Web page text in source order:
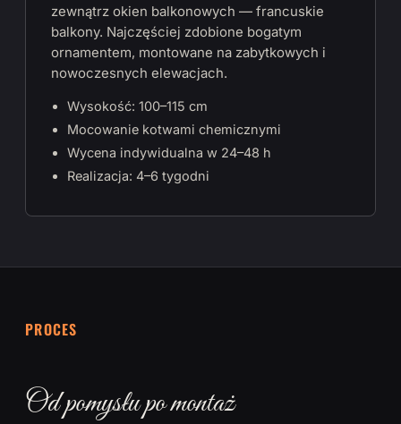
zewnątrz okien balkonowych — francuskie
balkony. Najczęściej zdobione bogatym
ornamentem, montowane na zabytkowych i
nowoczesnych elewacjach.
Wysokość: 100–115 cm
Mocowanie kotwami chemicznymi
Wycena indywidualna w 24–48 h
Realizacja: 4–6 tygodni
PROCES
Od pomysłu po montaż